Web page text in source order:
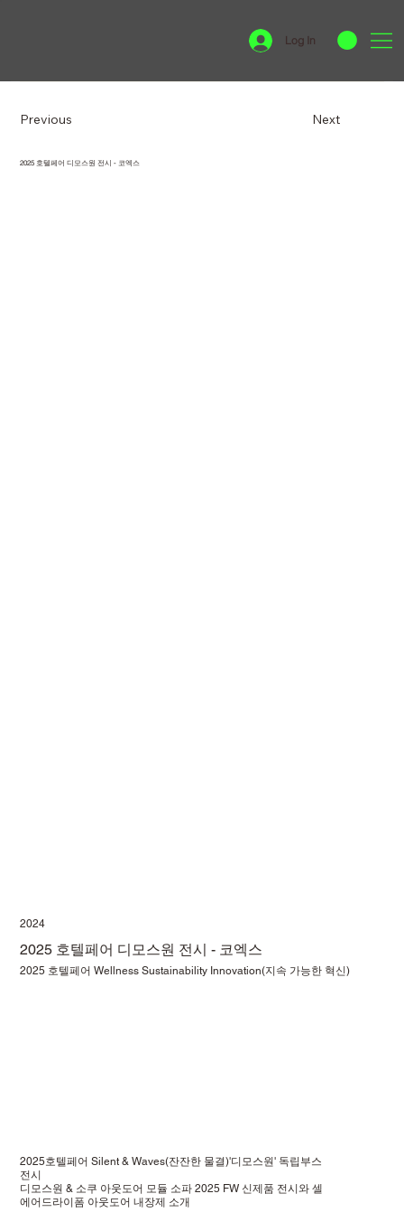
Log In
Previous Next
2025 호텔페어 디모스원 전시 - 코엑스
2025 호텔페어 Wellness Sustainability Innovation(지속 가능한 혁신)
2025 호텔페어 디모스원 전시 - 코엑스
2024
2025호텔페어 Silent & Waves(잔잔한 물결)'디모스원' 독립부스
전시
디모스원 & 소쿠 아웃도어 모듈 소파 2025 FW 신제품 전시와 셀
에어드라이폼 아웃도어 내장제 소개